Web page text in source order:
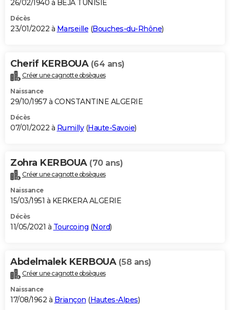
26/02/1940 à BEJA TUNISIE
Décès
23/01/2022 à Marseille (Bouches-du-Rhône)
Cherif KERBOUA (64 ans)
Créer une cagnotte obsèques
Naissance
29/10/1957 à CONSTANTINE ALGERIE
Décès
07/01/2022 à Rumilly(Haute-Savoie)
Zohra KERBOUA (70 ans)
Créer une cagnotte obsèques
Naissance
15/03/1951 à KERKERA ALGERIE
Décès
11/05/2021 à Tourcoing (Nord)
Abdelmalek KERBOUA (58 ans)
Créer une cagnotte obsèques
Naissance
17/08/1962 à Briançon (Hautes-Alpes)